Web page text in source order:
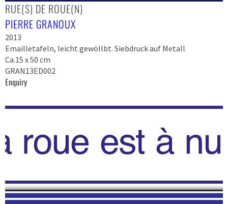
RUE(S) DE ROUE(N)
PIERRE GRANOUX
2013
Emailletafeln, leicht gewöllbt. Siebdruck auf Metall
Ca.15 x 50 cm
GRAN13ED002
Enquiry